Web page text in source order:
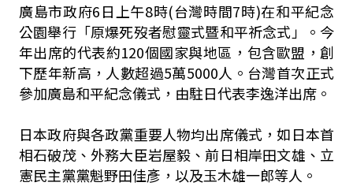
廣島市政府6日上午8時(台灣時間7時)在和平紀念
公園舉行「原爆死歿者慰靈式暨和平祈念式」。今
年出席的代表約120個國家與地區，包含歐盟，創
下歷年新高，人數超過5萬5000人。台灣首次正式
參加廣島和平紀念儀式，由駐日代表李逸洋出席。
日本政府與各政黨重要人物均出席儀式，如日本首
相石破茂、外務大臣岩屋毅、前日相岸田文雄、立
憲民主黨黨魁野田佳彥，以及玉木雄一郎等人。